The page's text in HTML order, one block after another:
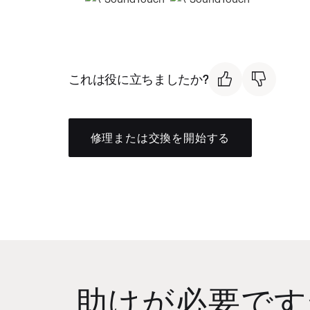
これは役に立ちましたか?
修理または交換を開始する
助けが必要で